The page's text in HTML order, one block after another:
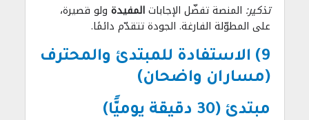
تذكير: المنصة تفضّل الإجاباتالمفيدة ولو قصيرة،
على المطوّلة الفارغة. الجودة تتقدّم دائمًا.
9) الاستفادة للمبتدئ والمحترف
(مساران واضحان)
مبتدئ (30 دقيقة يوميًّا)